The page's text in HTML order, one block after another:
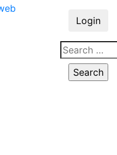
Login